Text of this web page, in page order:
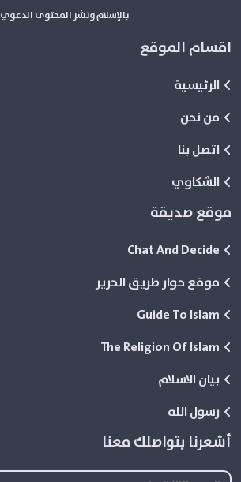
بالإسلام ونشر المحتوى الدعوي
اقسام الموقع
الرئيسية
من نحن
اتصل بنا
الشكاوي
موقع صديقة
Chat And Decide
موقع حوار طريق الحرير
Guide To Islam
The Religion Of Islam
بيان الاسلام
رسول الله
أشعرنا بتواصلك معنا